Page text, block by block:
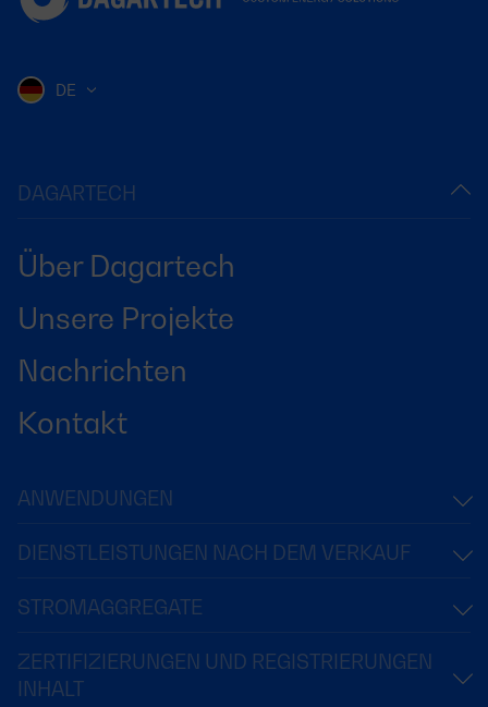
DAGARTECH
Über Dagartech
Unsere Projekte
Nachrichten
Kontakt
DE
ANWENDUNGEN
DIENSTLEISTUNGEN NACH DEM VERKAUF
STROMAGGREGATE
ZERTIFIZIERUNGEN UND REGISTRIERUNGEN
INHALT